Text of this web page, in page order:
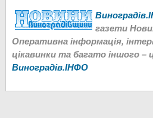
газети
Оперативна інформація,
цікавинки та багато іншого –
Виноградів.ІНФО